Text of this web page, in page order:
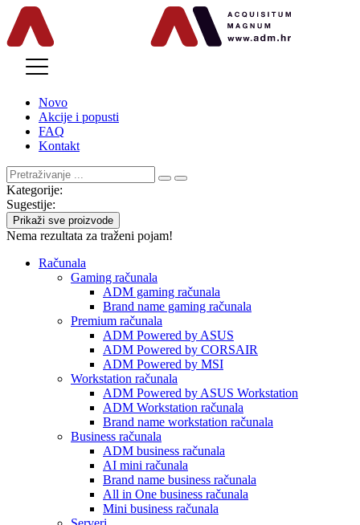
Novo
Akcije i popusti
FAQ
Kontakt
Kategorije:
Sugestije:
Prikaži sve proizvode
Nema rezultata za traženi pojam!
Računala
Gaming računala
ADM gaming računala
Brand name gaming računala
Premium računala
ADM Powered by ASUS
ADM Powered by CORSAIR
ADM Powered by MSI
Workstation računala
ADM Powered by ASUS Workstation
ADM Workstation računala
Brand name workstation računala
Business računala
ADM business računala
AI mini računala
Brand name business računala
All in One business računala
Mini business računala